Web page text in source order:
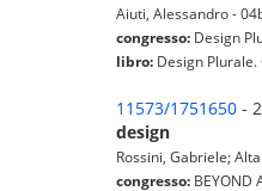
Aiuti, Alessandro -
congresso: Design
libro: Design
11573/1751650 -
design
Rossini, Gabriele;
congresso: BEYOND